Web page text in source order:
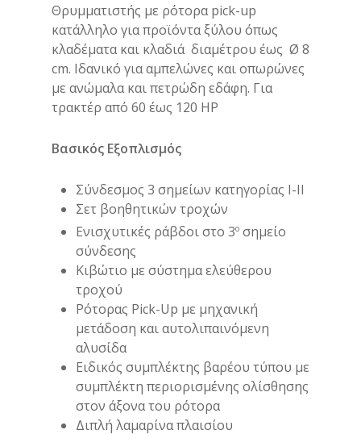
Θρυμματιστής με ρότορα pick-up
κατάλληλο για προϊόντα ξύλου όπως
κλαδέματα και κλαδιά διαμέτρου έως Ø 8
cm. Ιδανικό για αμπελώνες και οπωρώνες
με ανώμαλα και πετρώδη εδάφη. Για
τρακτέρ από 60 έως 120 HP
Βασικός Εξοπλισμός
Σύνδεσμος 3 σημείων κατηγορίας Ι-II
Σετ βοηθητικών τροχών
Ενισχυτικές ράβδοι στο 3ο σημείο
σύνδεσης
Κιβώτιο με σύστημα ελεύθερου
τροχού
Ρότορας Pick-Up με μηχανική
μετάδοση και αυτολιπαινόμενη
αλυσίδα
Ειδικός συμπλέκτης βαρέου τύπου με
συμπλέκτη περιορισμένης ολίσθησης
στον άξονα του ρότορα
Διπλή λαμαρίνα πλαισίου